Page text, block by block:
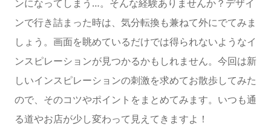
ンになってしまう…。そんな経験ありませんか？デザイ
ンで行き詰まった時は、気分転換も兼ねて外にでてみま
しょう。画面を眺めているだけでは得られないようなイ
ンスピレーションが見つかるかもしれません。今回は新
しいインスピレーションの刺激を求めてお散歩してみた
ので、そのコツやポイントをまとめてみます。いつも通
る道やお店が少し変わって見えてきますよ！